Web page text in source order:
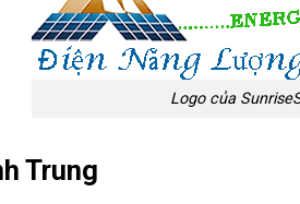
Logo của
Trung